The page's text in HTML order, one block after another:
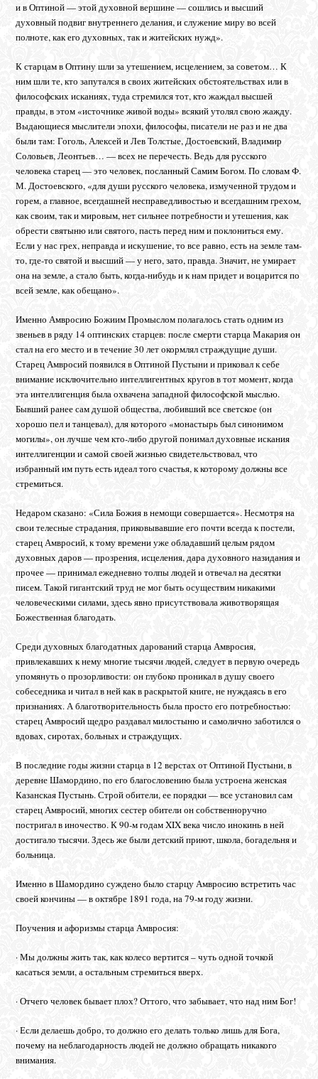
и в Оптиной — этой духовной вершине — сошлись и высший
духовный подвиг внутреннего делания, и служение миру во всей
полноте, как его духовных, так и житейских нужд».
К старцам в Оптину шли за утешением, исцелением, за советом… К
ним шли те, кто запутался в своих житейских обстоятельствах или в
философских исканиях, туда стремился тот, кто жаждал высшей
правды, в этом «источнике живой воды» всякий утолял свою жажду.
Выдающиеся мыслители эпохи, философы, писатели не раз и не два
были там: Гоголь, Алексей и Лев Толстые, Достоевский, Владимир
Соловьев, Леонтьев… — всех не перечесть. Ведь для русского
человека старец — это человек, посланный Самим Богом. По словам Ф.
М. Достоевского, «для души русского человека, измученной трудом и
горем, а главное, всегдашней несправедливостью и всегдашним грехом,
как своим, так и мировым, нет сильнее потребности и утешения, как
обрести святыню или святого, пасть перед ним и поклониться ему.
Если у нас грех, неправда и искушение, то все равно, есть на земле там-
то, где-то святой и высший — у него, зато, правда. Значит, не умирает
она на земле, а стало быть, когда-нибудь и к нам придет и воцарится по
всей земле, как обещано».
Именно Амвросию Божиим Промыслом полагалось стать одним из
звеньев в ряду 14 оптинских старцев: после смерти старца Макария он
стал на его место и в течение 30 лет окормлял страждущие души.
Старец Амвросий появился в Оптиной Пустыни и приковал к себе
внимание исключительно интеллигентных кругов в тот момент, когда
эта интеллигенция была охвачена западной философской мыслью.
Бывший ранее сам душой общества, любивший все светское (он
хорошо пел и танцевал), для которого «монастырь был синонимом
могилы», он лучше чем кто-либо другой понимал духовные искания
интеллигенции и самой своей жизнью свидетельствовал, что
избранный им путь есть идеал того счастья, к которому должны все
стремиться.
Недаром сказано: «Сила Божия в немощи совершается». Несмотря на
свои телесные страдания, приковывавшие его почти всегда к постели,
старец Амвросий, к тому времени уже обладавший целым рядом
духовных даров — прозрения, исцеления, дара духовного назидания и
прочее — принимал ежедневно толпы людей и отвечал на десятки
писем. Такой гигантский труд не мог быть осуществим никакими
человеческими силами, здесь явно присутствовала животворящая
Божественная благодать.
Среди духовных благодатных дарований старца Амвросия,
привлекавших к нему многие тысячи людей, следует в первую очередь
упомянуть о прозорливости: он глубоко проникал в душу своего
собеседника и читал в ней как в раскрытой книге, не нуждаясь в его
признаниях. А благотворительность была просто его потребностью:
старец Амвросий щедро раздавал милостыню и самолично заботился о
вдовах, сиротах, больных и страждущих.
В последние годы жизни старца в 12 верстах от Оптиной Пустыни, в
деревне Шамордино, по его благословению была устроена женская
Казанская Пустынь. Строй обители, ее порядки — все установил сам
старец Амвросий, многих сестер обители он собственноручно
постригал в иночество. К 90-м годам XIX века число инокинь в ней
достигало тысячи. Здесь же были детский приют, школа, богадельня и
больница.
Именно в Шамордино суждено было старцу Амвросию встретить час
своей кончины — в октябре 1891 года, на 79-м году жизни.
Поучения и афоризмы старца Амвросия:
· Мы должны жить так, как колесо вертится – чуть одной точкой
касаться земли, а остальным стремиться вверх.
· Отчего человек бывает плох? Оттого, что забывает, что над ним Бог!
· Если делаешь добро, то должно его делать только лишь для Бога,
почему на неблагодарность людей не должно обращать никакого
внимания.